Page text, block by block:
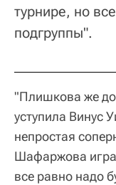
турнире, но
подгруппы".
"Плишкова же
уступила Винус
непростая
Шафаржова
все равно надо